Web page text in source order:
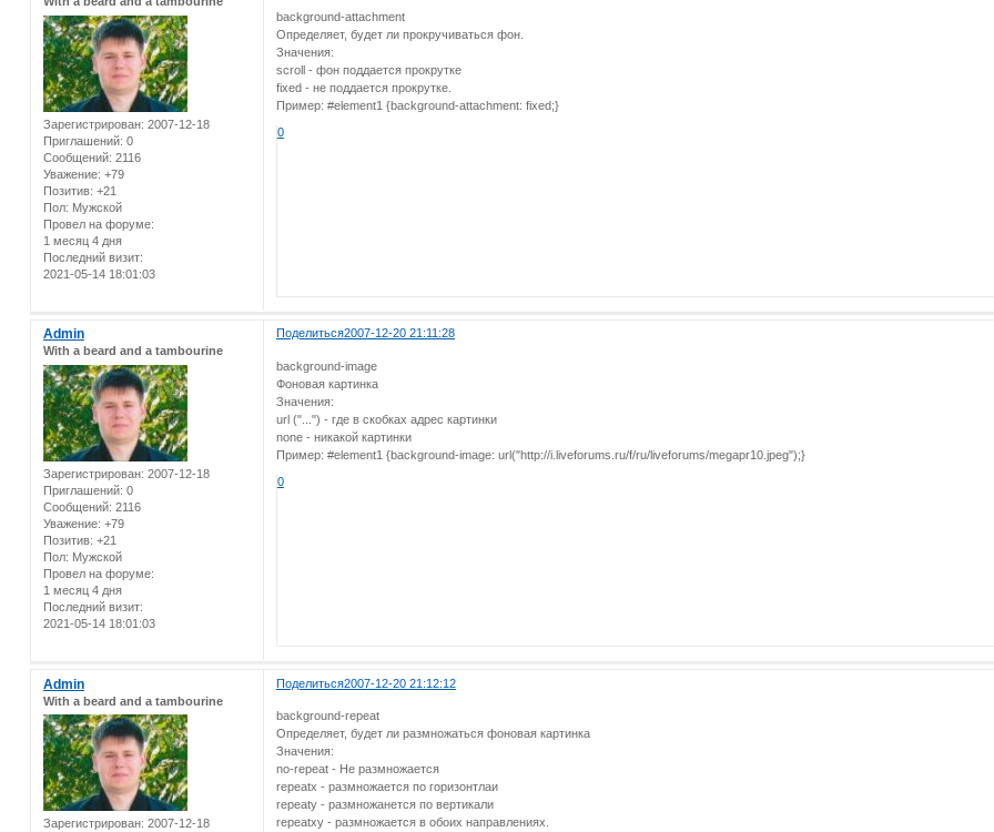
Зарегистрирован: 2007-12-18
Приглашений: 0
Сообщений: 2116
Уважение: +79
Позитив: +21
Пол: Мужской
Провел на форуме:
1 месяц 4 дня
Последний визит:
2021-05-14 18:01:03
background-attachment
Определяет, будет ли прокручиваться фон.
Значения:
scroll - фон поддается прокрутке
fixed - не поддается прокрутке.
Пример: #element1 {background-attachment: fixed;}
0
Поделиться2007-12-20 21:11:28
Admin
With a beard and a tambourine
Зарегистрирован: 2007-12-18
Приглашений: 0
Сообщений: 2116
Уважение: +79
Позитив: +21
Пол: Мужской
Провел на форуме:
1 месяц 4 дня
Последний визит:
2021-05-14 18:01:03
background-image
Фоновая картинка
Значения:
url ("...") - где в скобках адрес картинки
none - никакой картинки
Пример: #element1 {background-image: url("http://i.liveforums.ru/f/ru/liveforums/megapr10.jpeg");}
0
Поделиться2007-12-20 21:12:12
Admin
With a beard and a tambourine
Зарегистрирован: 2007-12-18
background-repeat
Определяет, будет ли размножаться фоновая картинка
Значения:
no-repeat - Не размножается
repeatx - размножается по горизонтлаи
repeaty - размножанется по вертикали
repeatxy - размножается в обоих направлениях.